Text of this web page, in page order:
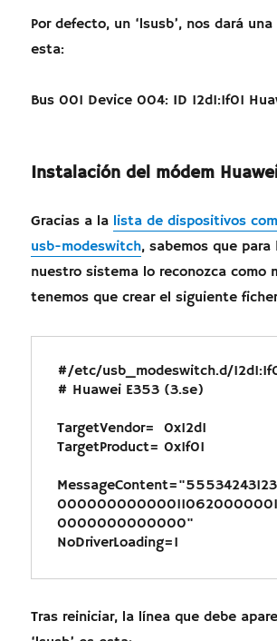
Por defecto, un ‘lsusb’, nos dará
esta:
Bus 001 Device 004: ID 12d1:1f01
Instalación del módem
Gracias a la lista de dispositivos
usb-modeswitch, sabemos que para
nuestro sistema lo reconozca como
tenemos que crear el siguiente
#/etc/usb_modeswitch.d/
# Huawei E353 (3.se)
TargetVendor=  0x12d1
TargetProduct= 0x1f01
0000000000000"
Tras reiniciar, la línea que debe